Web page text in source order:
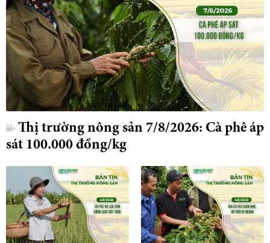
Thị trường nông sản 7/8/2026: Cà phê áp
sát 100.000 đồng/kg